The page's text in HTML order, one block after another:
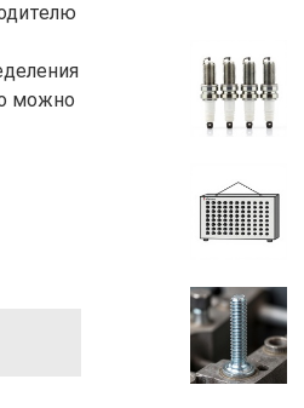
можно